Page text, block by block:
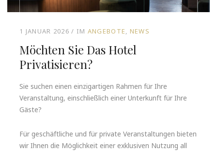
1 JANUAR 2026 IM ANGEBOTE NEWS
Möchten Sie Das Hotel
Privatisieren?
Sie suchen einen einzigartigen Rahmen für Ihre
Veranstaltung, einschließlich einer Unterkunft für Ihre
Gäste?
Für geschäftliche und für private Veranstaltungen bieten
wir Ihnen die Möglichkeit einer exklusiven Nutzung all